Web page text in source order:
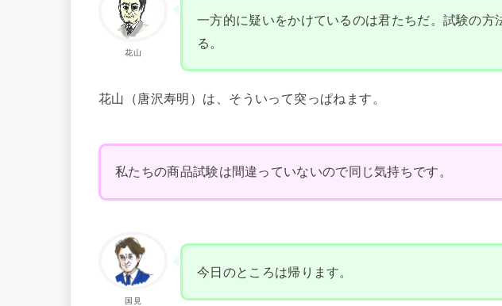
花山
一方的に疑いをかけているのは君たちだ。試験の方
る。
花山（唐沢寿明）は、そういって突っぱねます。
私たちの商品試験は間違っていないので同じ気持ちです。
国見
今日のところは帰ります。